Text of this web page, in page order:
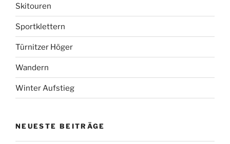
Skitouren
Sportklettern
Türnitzer Höger
Wandern
Winter Aufstieg
NEUESTE BEITRÄGE